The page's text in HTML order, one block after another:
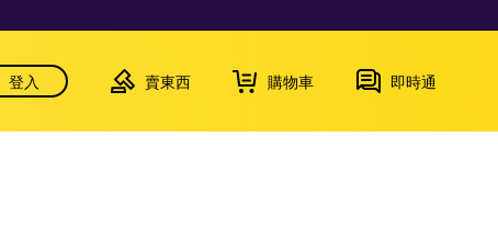
登入 賣東西 購物車 即時通